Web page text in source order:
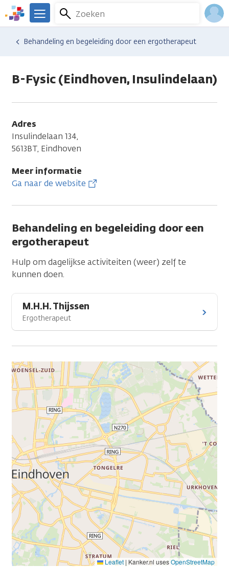
Overslaan
en
naar
We
er
Kanker.nl
Zoeken
Menu
Hulp en ondersteuning
Vind hulp bij kanker
Lichamelijke veranderingen
Pijn
Behandeling en begeleiding door een ergotherapeut
B-Fysic (Eindhoven, Insulindelaan)
Adres
Insulindelaan 134,
5613BT, Eindhoven
Meer informatie
Ga naar de website
Behandeling en begeleiding door een
ergotherapeut
Hulp om dagelijkse activiteiten (weer) zelf te
kunnen doen.
M.H.H. Thijssen
Ergotherapeut
Leaflet | Kanker.nl usesOpenStreetMap